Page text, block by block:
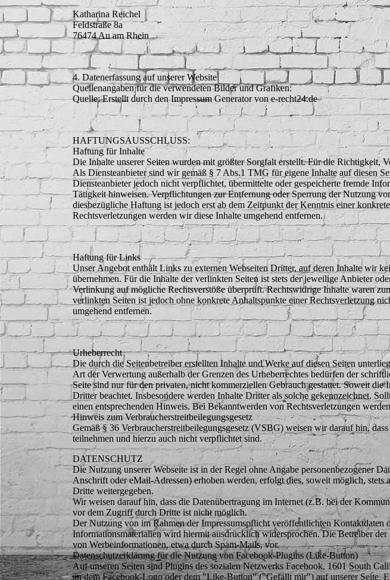
Katharina Reichel
Feldstraße 8a
76474 Au am Rhein
4. Datenerfassung auf unserer Website
Quellenangaben für die verwendeten Bilder und Grafiken:
Quelle: Erstellt durch den Impressum Generator von e-recht24.de
HAFTUNGSAUSSCHLUSS:
Haftung für Inhalte
Die Inhalte unserer Seiten wurden mit größter Sorgfalt erstellt. Für die Richtigkeit,
Als Diensteanbieter sind wir gemäß § 7 Abs.1 TMG für eigene Inhalte auf diesen
Diensteanbieter jedoch nicht verpflichtet, übermittelte oder gespeicherte fremde
Tätigkeit hinweisen. Verpflichtungen zur Entfernung oder Sperrung der Nutzung
diesbezügliche Haftung ist jedoch erst ab dem Zeitpunkt der Kenntnis einer
Rechtsverletzungen werden wir diese Inhalte umgehend entfernen.
Haftung für Links
Unser Angebot enthält Links zu externen Webseiten Dritter, auf deren Inhalte wir
übernehmen. Für die Inhalte der verlinkten Seiten ist stets der jeweilige Anbieter
Verlinkung auf mögliche Rechtsverstöße überprüft. Rechtswidrige Inhalte waren
verlinkten Seiten ist jedoch ohne konkrete Anhaltspunkte einer Rechtsverletzung
umgehend entfernen.
Urheberrecht
Die durch die Seitenbetreiber erstellten Inhalte und Werke auf diesen Seiten
Art der Verwertung außerhalb der Grenzen des Urheberrechtes bedürfen der
Seite sind nur für den privaten, nicht kommerziellen Gebrauch gestattet. Soweit
Dritter beachtet. Insbesondere werden Inhalte Dritter als solche gekennzeichnet.
einen entsprechenden Hinweis. Bei Bekanntwerden von Rechtsverletzungen
Hinweis zum Verbraucherstreitbeilegungsgesetz
Gemäß § 36 Verbraucherstreitbeilegungsgesetz (VSBG) weisen wir darauf hin,
teilnehmen und hierzu auch nicht verpflichtet sind.
DATENSCHUTZ
Die Nutzung unserer Webseite ist in der Regel ohne Angabe personenbezogener
Anschrift oder eMail-Adressen) erhoben werden, erfolgt dies, soweit möglich,
Dritte weitergegeben.
Wir weisen darauf hin, dass die Datenübertragung im Internet (z.B. bei der
vor dem Zugriff durch Dritte ist nicht möglich.
Der Nutzung von im Rahmen der Impressumspflicht veröffentlichten
Informationsmaterialien wird hiermit ausdrücklich widersprochen. Die Betreiber
von Werbeinformationen, etwa durch Spam-Mails, vor.
Datenschutzerklärung für die Nutzung von Facebook-Plugins (Like-Button)
Auf unseren Seiten sind Plugins des sozialen Netzwerks Facebook, 1601 South
an dem Facebook-Logo oder dem "Like-Button" ("Gefällt mir") auf unserer Seite.